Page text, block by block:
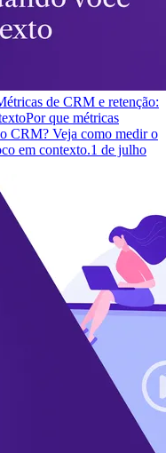
de CRM e retenção:
Por que métricas
CRM? Veja como medir o
em contexto.1 de julho